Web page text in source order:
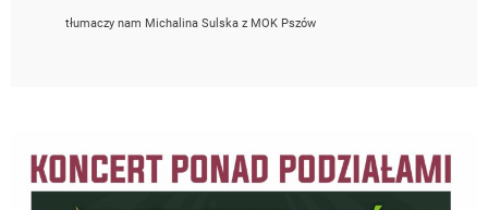
tłumaczy nam Michalina Sulska z MOK Pszów